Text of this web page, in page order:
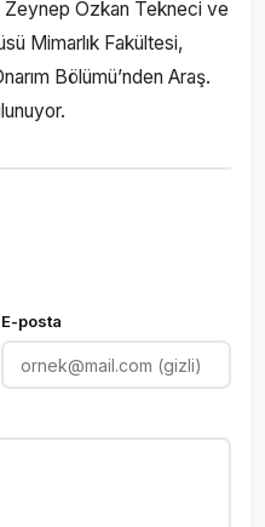
Zeynep Özkan Tekneci ve
Mimarlık Fakültesi,
Bölümü’nden Araş.
E-posta